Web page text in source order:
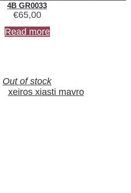
4B GR0033
€65,00
Read more
Out of stock